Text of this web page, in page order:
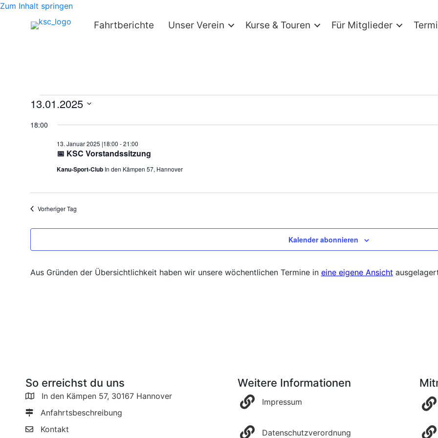
Zum Inhalt springen
Fahrtberichte Unser Verein Kurse & Touren Für Mitglieder
Termine
für
Januar
2025
13.01.2025
wählen.
18:00
📅 KSC Vorstandssitzung
13. Januar 2025 |18:00 -21:00
Kanu-Sport-Club In den Kämpen 57, Hannover
Vorheriger Tag
Kalender abonnieren
Aus Gründen der Übersichtlichkeit haben wir unsere wöchentlichen Termine in eine eigene Ansicht
So erreichst du uns
In den Kämpen 57, 30167 Hannover
Anfahrtsbeschreibung
Kontakt
Weitere Informationen
Impressum
Datenschutzverordnung